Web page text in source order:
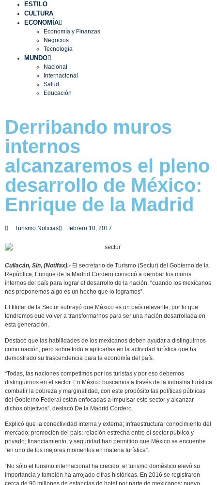
ESTILO
CULTURA
ECONOMÍA
Economía y Finanzas
Negocios
Tecnología
MUNDO
Nacional
Internacional
Salud
Educación
Derribando muros
internos
alcanzaremos el pleno
desarrollo de México:
Enrique de la Madrid
Turismo Noticias febrero 10, 2017
Culiacán, Sin, (Notifax).- El secretario de Turismo (Sectur) del Gobierno de la
República, Enrique de la Madrid Cordero convocó a derribar los muros
internos del país para lograr el desarrollo de la nación, “cuando los mexicanos
nos proponemos algo es un hecho que lo logramos”.
El titular de la Sectur subrayó que México es un país relevante, por lo que
tendremos que volver a transformarnos para ser una nación desarrollada en
esta generación.
Destacó que las habilidades de los mexicanos deben ayudar a distinguirnos
como nación, pero sobre todo a aplicarlas en la actividad turística que ha
demostrado su trascendencia para la economía del país.
“Todas, las naciones competimos por los turistas y por eso debemos
distinguirnos en el sector. En México buscamos a través de la industria turística
combatir la pobreza y marginalidad, con este propósito las políticas públicas
del Gobierno Federal están enfocadas a impulsar este sector y alcanzar
dichos objetivos”, destacó De la Madrid Cordero.
Explicó que la conectividad interna y externa; infraestructura; conocimiento del
mercado; promoción del país; relación estrecha entre el sector público y
privado; financiamiento, y seguridad han permitido que México se encuentre
“en uno de los mejores momentos en materia turística”.
“No sólo el turismo internacional ha crecido, el turismo doméstico elevó su
importancia y también ha arrojado cifras históricas. En 2016 se registraron
cerca de 90 millones de estancias de hotel por parte de mexicanos; nuevo